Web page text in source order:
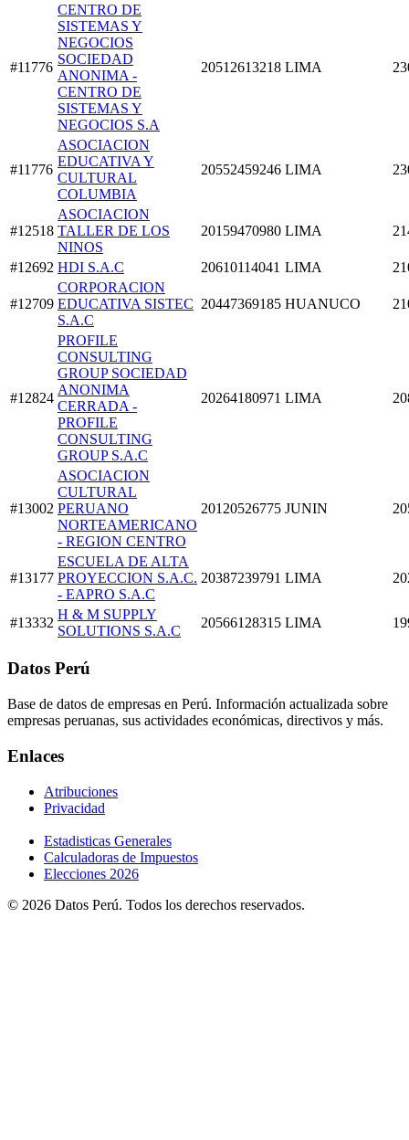
#11776
CENTRO DE
SISTEMAS Y
NEGOCIOS
SOCIEDAD
ANONIMA -
CENTRO DE
SISTEMAS Y
NEGOCIOS S.A
20512613218 LIMA
#11776
ASOCIACION
EDUCATIVA Y
CULTURAL
COLUMBIA
20552459246 LIMA
#12518
ASOCIACION
TALLER DE LOS
NINOS
20159470980 LIMA
#12692 HDI S.A.C 20610114041 LIMA
#12709
CORPORACION
EDUCATIVA SISTEC
S.A.C
20447369185 HUANUCO
#12824
PROFILE
CONSULTING
GROUP SOCIEDAD
ANONIMA
CERRADA -
PROFILE
CONSULTING
GROUP S.A.C
20264180971 LIMA
#13002
ASOCIACION
CULTURAL
PERUANO
NORTEAMERICANO
- REGION CENTRO
20120526775 JUNIN
#13177
ESCUELA DE ALTA
PROYECCION S.A.C.
- EAPRO S.A.C
20387239791 LIMA
#13332
H & M SUPPLY
SOLUTIONS S.A.C
20566128315 LIMA
Datos Perú
Base de datos de empresas en Perú. Información actualizada sobre
empresas peruanas, sus actividades económicas, directivos y más.
Enlaces
Atribuciones
Privacidad
Estadisticas Generales
Calculadoras de Impuestos
Elecciones 2026
© 2026 Datos Perú. Todos los derechos reservados.